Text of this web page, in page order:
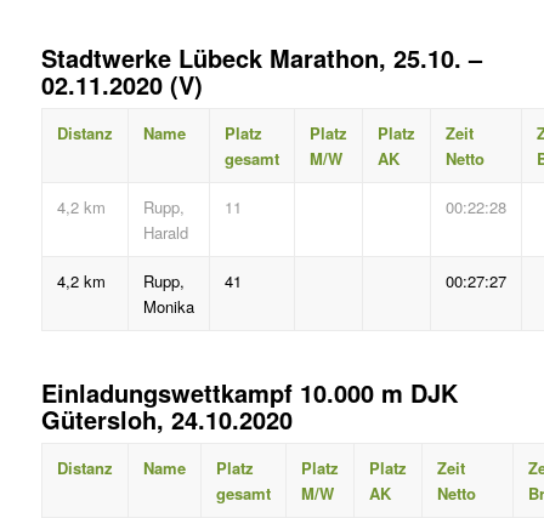
Stadtwerke Lübeck Marathon, 25.10. –
02.11.2020 (V)
Distanz Name
Platz
gesamt
Platz
M/W
Platz
AK
Zeit
Netto
4,2 km
Rupp,
Harald
11 00:22:28
4,2 km
Rupp,
Monika
41 00:27:27
Einladungswettkampf 10.000 m DJK
Gütersloh, 24.10.2020
Distanz Name
Platz
gesamt
Platz
M/W
Platz
AK
Zeit
Netto